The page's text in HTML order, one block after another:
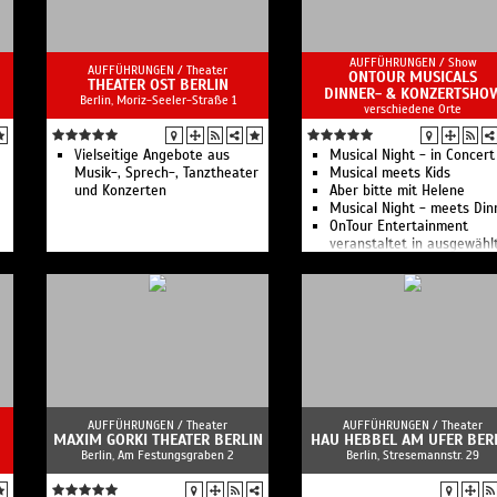
NATÜRLICHE INTELLIGENZ -
DER LETZTE VERSUCH!
Brückentage in
Übergangsjacke
KAMISI
"DAS EI HÄNGT SCHIEF" -
LORIOT ABEND
Das wird ein Vorspiel haben
KEIN MANN FÜR EINE NACHT
Hier findet das eigentlich
Unmögliche statt:
AUFFÜHRUNGEN / Theater
THEATER OST BERLIN
Berlin, Moriz-Seeler-Straße 1
Vielseitige Angebote aus
Musik-, Sprech-, Tanztheater
und Konzerten
AUFFÜHRUNGEN / Show
ONTOUR MUSICALS
DINNER- &
verschiedene Orte
Musical Night - in Concert
Musical meets Kids
Aber bitte mit Helene
Musical Night - meets
OnTour Entertainment
veranstaltet in
unvergessliche Musical
Schlager Dinner Shows in
AUFFÜHRUNGEN / Theater
MAXIM GORKI THEATER BERLIN
Berlin, Am Festungsgraben 2
AUFFÜHRUNGEN / Theater
HAU HEBBEL AM UFER
Berlin, Stresemannstr. 29